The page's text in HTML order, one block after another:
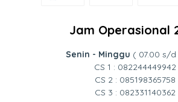
Jam Operasional
Senin - Minggu ( 07.00 s/d
CS 1 : 082244449942
CS 2 : 085198365758
CS 3 : 082331140362